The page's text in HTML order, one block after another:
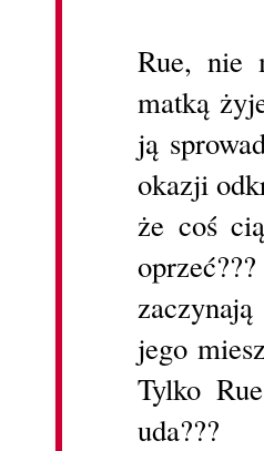
Rue, nie
matką
ją
okazji
że coś
jego
Tylko
uda???